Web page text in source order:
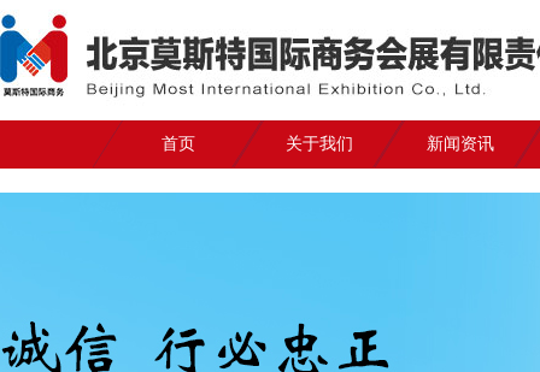
首页 关于我们 新闻资讯